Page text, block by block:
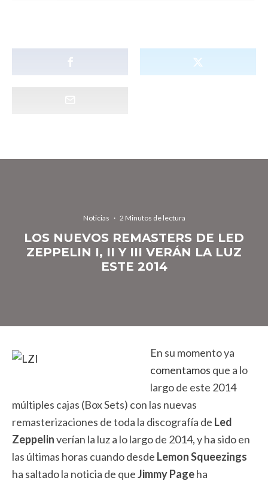
Noticias · 2 Minutos de lectura
LOS NUEVOS REMASTERS DE LED
ZEPPELIN I, II Y III VERÁN LA LUZ
ESTE 2014
En su momento ya
comentamos que a lo
largo de este 2014
múltiples cajas (Box Sets) con las nuevas
remasterizaciones de toda la discografía de Led
Zeppelinverían la luz a lo largo de 2014, y ha sido en
las últimas horas cuando desde Lemon Squeezings
ha saltado la noticia de queJimmy Pageha